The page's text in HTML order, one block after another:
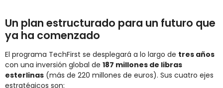
Un plan estructurado para un futuro que
ya ha comenzado
El programa TechFirst se desplegará a lo largo de tres años
con una inversión global de 187 millones de libras
esterlinas (más de 220 millones de euros). Sus cuatro ejes
estratégicos son: